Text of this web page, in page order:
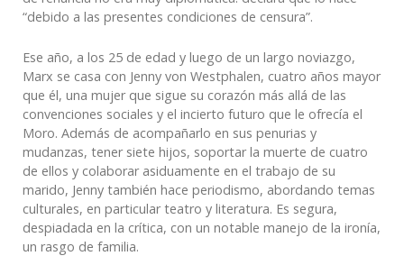
“debido a las presentes condiciones de censura”.
Ese año, a los 25 de edad y luego de un largo noviazgo,
Marx se casa con Jenny von Westphalen, cuatro años mayor
que él, una mujer que sigue su corazón más allá de las
convenciones sociales y el incierto futuro que le ofrecía el
Moro. Además de acompañarlo en sus penurias y
mudanzas, tener siete hijos, soportar la muerte de cuatro
de ellos y colaborar asiduamente en el trabajo de su
marido, Jenny también hace periodismo, abordando temas
culturales, en particular teatro y literatura. Es segura,
despiadada en la crítica, con un notable manejo de la ironía,
un rasgo de familia.